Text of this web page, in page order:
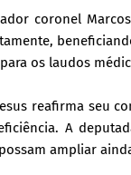
coronel
os laudos
reafirma seu
A
ampliar